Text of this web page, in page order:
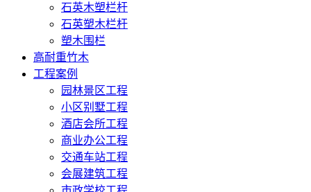
石英木塑栏杆
石英塑木栏杆
塑木围栏
高耐重竹木
工程案例
园林景区工程
小区别墅工程
酒店会所工程
商业办公工程
交通车站工程
会展建筑工程